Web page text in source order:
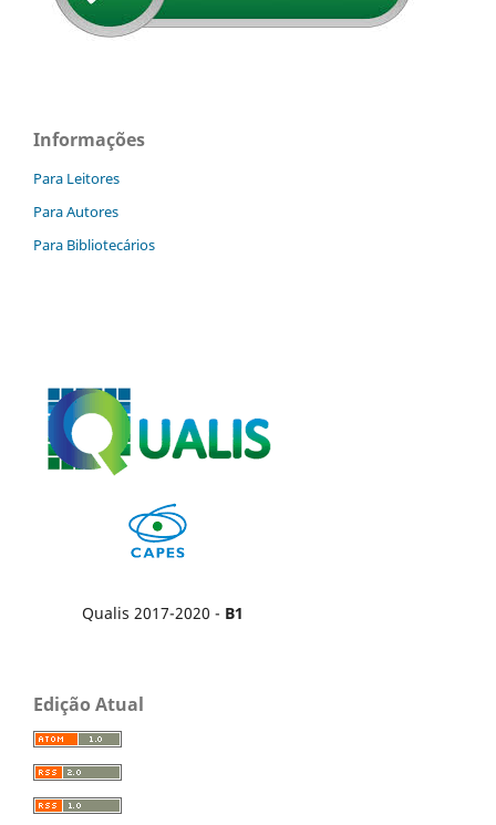
Informações
Para Leitores
Para Autores
Para Bibliotecários
Qualis 2017-2020 - B1
Edição Atual